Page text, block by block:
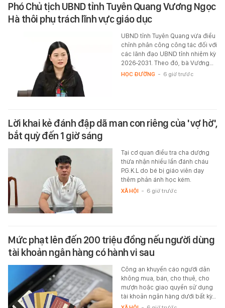
Phó Chủ tịch UBND tỉnh Tuyên Quang Vương Ngọc
Hà thôi phụ trách lĩnh vực giáo dục
UBND tỉnh Tuyên Quang vừa điều
chỉnh phân công công tác đối với
các lãnh đạo UBND tỉnh nhiệm kỳ
2026-2031. Theo đó, bà Vương…
HỌC ĐƯỜNG - 6 giờ trước
Lời khai kẻ đánh đập dã man con riêng của 'vợ hờ',
bắt quỳ đến 1 giờ sáng
Tại cơ quan điều tra cha dượng
thừa nhận nhiều lần đánh cháu
P.G.K.L do bé bị giáo viên dạy
thêm phản ánh học kém.
XÃ HỘI - 6 giờ trước
Mức phạt lên đến 200 triệu đồng nếu người dùng
tài khoản ngân hàng có hành vi sau
Công an khuyến cáo người dân
không mua, bán, cho thuê, cho
mượn hoặc giao quyền sử dụng
tài khoản ngân hàng dưới bất kỳ…